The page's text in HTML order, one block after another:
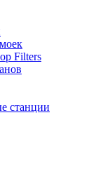
Filters
станции